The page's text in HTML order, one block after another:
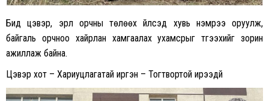
Бид цэвэр, эрүүл орчны төлөөх үйлсэд хувь нэмрээ оруулж,
байгаль орчноо хайрлан хамгаалах ухамсрыг түгээхийг зорин
ажиллаж байна.
Цэвэр хот – Хариуцлагатай иргэн – Тогтвортой ирээдүй